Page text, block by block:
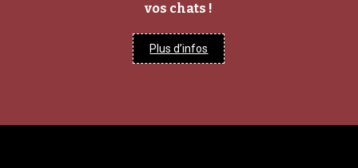
vos chats !
Plus d’infos